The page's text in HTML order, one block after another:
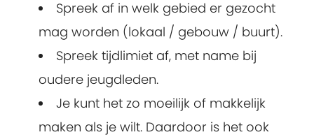
Spreek af in welk gebied er gezocht
mag worden (lokaal / gebouw / buurt).
Spreek tijdlimiet af, met name bij
oudere jeugdleden.
Je kunt het zo moeilijk of makkelijk
maken als je wilt. Daardoor is het ook